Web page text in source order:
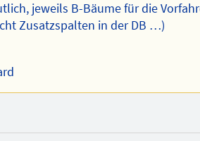
jeweils B-Bäume für die
Zusatzspalten in der DB …)